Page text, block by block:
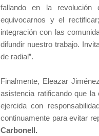
fallando en la revolución
equivocarnos y el
integración con las
difundir nuestro trabajo.
de radial”.
Finalmente, Eleazar
asistencia ratificando que
ejercida con
continuamente para evitar
Carbonell.